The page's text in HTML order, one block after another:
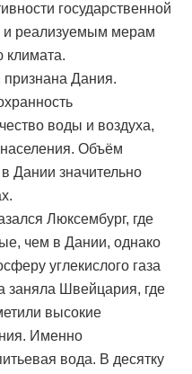
государственной
и реализуемым мерам
климата.
признана Дания.
воды и воздуха,
Объём
Дании значительно
Люксембург, где
чем в Дании, однако
углекислого газа
заняла Швейцария, где
высокие
Именно
вода. В десятку